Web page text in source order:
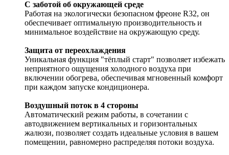
С заботой об окружающей среде
Работая на экологически безопасном фреоне R32, он
обеспечивает оптимальную производительность и
минимальное воздействие на окружающую среду.
Защита от переохлаждения
Уникальная функция "тёплый старт" позволяет избежать
неприятного ощущения холодного воздуха при
включении обогрева, обеспечивая мгновенный комфорт
при каждом запуске кондиционера.
Воздушный поток в 4 стороны
Автоматический режим работы, в сочетании с
автодвижением вертикальных и горизонтальных
жалюзи, позволяет создать идеальные условия в вашем
помещении, равномерно распределяя потоки воздуха.